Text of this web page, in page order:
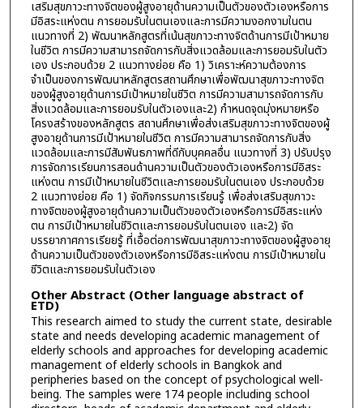
เสริมสุขภาวะทางจิตของผู้สูงอายุด้านความเป็นตัวของตัวเองหรือการ
มีอิสระแห่งตน การยอมรับในตนเองและการมีความงอกงามในตน
แนวทางที่ 2) พัฒนาหลักสูตรที่เน้นสุขภาวะทางจิตด้านการมีเป้าหมาย
ในชีวิต การมีความสามารถจัดการกับสิ่งแวดล้อมและการยอมรับในตัว
เอง ประกอบด้วย 2 แนวทางย่อย คือ 1) วิเคราะห์ความต้องการ
จำเป็นของการพัฒนาหลักสูตรสถานศึกษาเพื่อพัฒนาสุขภาวะทางจิต
ของผู้สูงอายุด้านการมีเป้าหมายในชีวิต การมีความสามารถจัดการกับ
สิ่งแวดล้อมและการยอมรับในตัวเองและ2) กำหนดจุดมุ่งหมายหรือ
โครงสร้างของหลักสูตร สถานศึกษาเพื่อส่งเสริมสุขภาวะทางจิตของผู้
สูงอายุด้านการมีเป้าหมายในชีวิต การมีความสามารถจัดการกับสิ่ง
แวดล้อมและการมีสัมพันธภาพที่ดีกับบุคคลอื่น แนวทางที่ 3) ปรับปรุง
การจัดการเรียนการสอนด้านความเป็นตัวของตัวเองหรือการมีอิสระ
แห่งตน การมีเป้าหมายในชีวิตและการยอมรับในตนเอง ประกอบด้วย
2 แนวทางย่อย คือ 1) จัดกิจกรรมการเรียนรู้ เพื่อส่งเสริมสุขภาวะ
ทางจิตของผู้สูงอายุด้านความเป็นตัวของตัวเองหรือการมีอิสระแห่ง
ตน การมีเป้าหมายในชีวิตและการยอมรับในตนเอง และ2) จัด
บรรยากาศการเรียยรู้ ที่เอื้อต่อการพัฒนาสุขภาวะทางจิตของผู้สูงอายุ
ด้านความเป็นตัวของตัวเองหรือการมีอิสระแห่งตน การมีเป้าหมายใน
ชีวิตและการยอมรับในตัวเอง
Other Abstract (Other language abstract of
ETD)
This research aimed to study the current state, desirable
state and needs developing academic management of
elderly schools and approaches for developing academic
management of elderly schools in Bangkok and
peripheries based on the concept of psychological well-
being. The samples were 174 people including school